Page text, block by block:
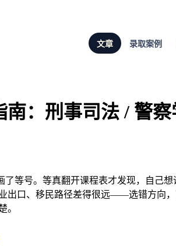
文章 录取案例
：刑事司法 / 警
等号。等真翻开课程表才发现，自己
出口、移民路径差得很远——选错方向
。